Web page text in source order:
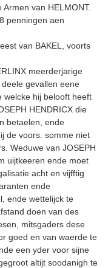
van HELMONT.
penningen aen
van BAKEL, voorts
meerderjarige
gevallen eene
welcke hij belooft heeft
HENDRICX die
betaelen, ende
de voors. somme niet
Weduwe van JOSEPH
uijtkeeren ende moet
acht en vijfftig
ende
ende wettelijck te
doen van des
mitsgaders dese
goed en van waerde te
een yder voor sijne
altijt soodanigh te